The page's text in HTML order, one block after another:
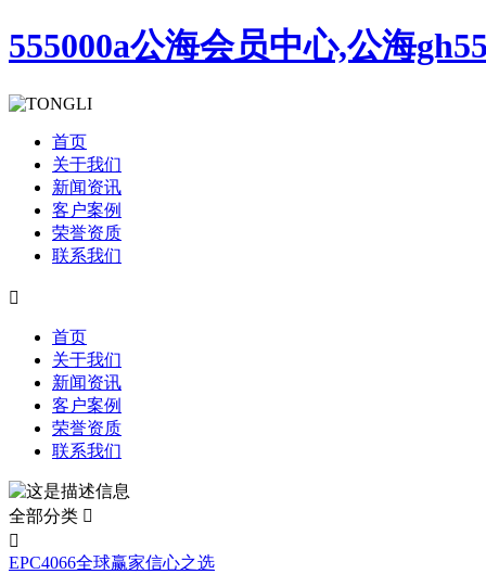
555000a公海会员中心,公海
首页
关于我们
新闻资讯
客户案例
荣誉资质
联系我们

首页
关于我们
新闻资讯
客户案例
荣誉资质
联系我们
全部分类 

EPC4066全球赢家信心之选